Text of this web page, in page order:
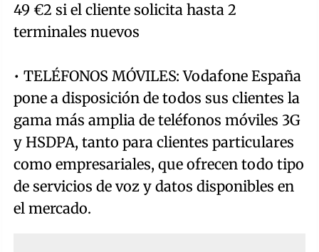
49 €2 si el cliente solicita hasta 2
terminales nuevos
• TELÉFONOS MÓVILES: Vodafone España
pone a disposición de todos sus clientes la
gama más amplia de teléfonos móviles 3G
y HSDPA, tanto para clientes particulares
como empresariales, que ofrecen todo tipo
de servicios de voz y datos disponibles en
el mercado.